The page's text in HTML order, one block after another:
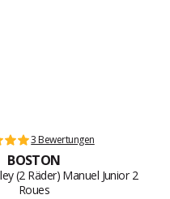
3 Bewertungen
BOSTON
(2 Räder) Manuel Junior 2
Roues